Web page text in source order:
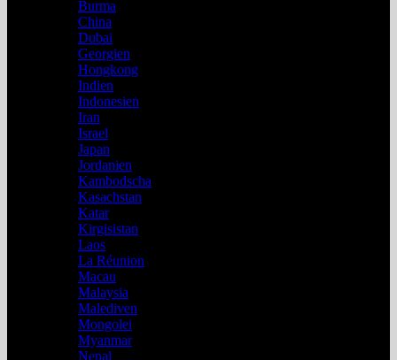
Burma
China
Dubai
Georgien
Hongkong
Indien
Indonesien
Iran
Israel
Japan
Jordanien
Kambodscha
Kasachstan
Katar
Kirgisistan
Laos
La Réunion
Macau
Malaysia
Malediven
Mongolei
Myanmar
Nepal